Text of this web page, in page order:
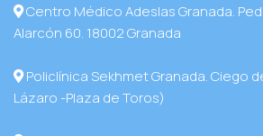
Centro Médico Adeslas Granada.
Alarcón 60. 18002 Granada
Policlínica Sekhmet Granada. Ciego
Lázaro -Plaza de Toros)